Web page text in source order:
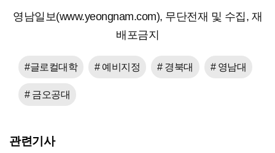
영남일보(www.yeongnam.com), 무단전재 및 수집, 재
배포금지
#글로컬대학 # 예비지정 # 경북대 # 영남대
# 금오공대
관련기사